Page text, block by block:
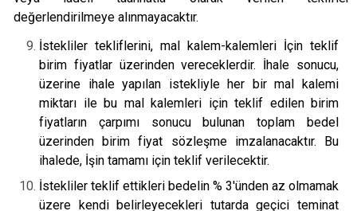
değerlendirilmeye alınmayacaktır.
İstekliler tekliflerini, mal kalem-kalemleri İçin teklif
birim fiyatlar üzerinden vereceklerdir. İhale sonucu,
üzerine ihale yapılan istekliyle her bir mal kalemi
miktarı ile bu mal kalemleri için teklif edilen birim
fiyatların çarpımı sonucu bulunan toplam bedel
üzerinden birim fiyat sözleşme imzalanacaktır. Bu
ihalede, İşin tamamı için teklif verilecektir.
İstekliler teklif ettikleri bedelin % 3'ünden az olmamak
üzere kendi belirleyecekleri tutarda geçici teminat